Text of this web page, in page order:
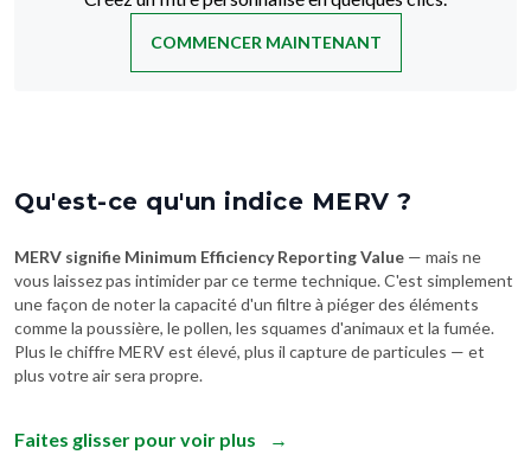
COMMENCER MAINTENANT
Qu'est-ce qu'un indice MERV ?
MERV signifie Minimum Efficiency Reporting Value — mais ne
vous laissez pas intimider par ce terme technique. C'est simplement
une façon de noter la capacité d'un filtre à piéger des éléments
comme la poussière, le pollen, les squames d'animaux et la fumée.
Plus le chiffre MERV est élevé, plus il capture de particules — et
plus votre air sera propre.
Faites glisser pour voir plus →